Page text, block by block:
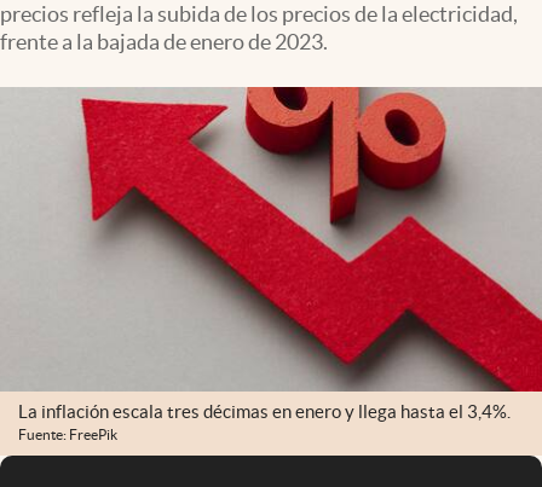
precios refleja la subida de los precios de la electricidad,
frente a la bajada de enero de 2023.
La inflación escala tres décimas en enero y llega hasta el 3,4%.
Fuente: FreePik